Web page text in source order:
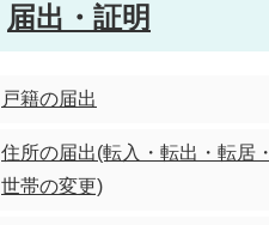
届出・証明
戸籍の届出
住所の届出(転入・転出・転居・
世帯の変更)